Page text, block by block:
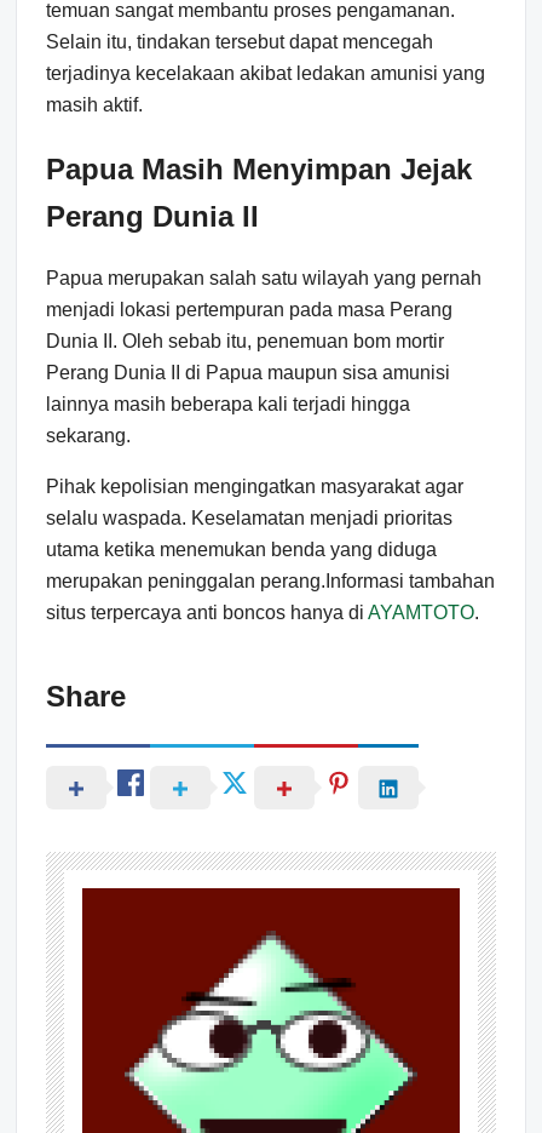
temuan sangat membantu proses pengamanan.
Selain itu, tindakan tersebut dapat mencegah
terjadinya kecelakaan akibat ledakan amunisi yang
masih aktif.
Papua Masih Menyimpan Jejak
Perang Dunia II
Papua merupakan salah satu wilayah yang pernah
menjadi lokasi pertempuran pada masa Perang
Dunia II. Oleh sebab itu, penemuan bom mortir
Perang Dunia II di Papua maupun sisa amunisi
lainnya masih beberapa kali terjadi hingga
sekarang.
Pihak kepolisian mengingatkan masyarakat agar
selalu waspada. Keselamatan menjadi prioritas
utama ketika menemukan benda yang diduga
merupakan peninggalan perang.Informasi tambahan
situs terpercaya anti boncos hanya diAYAMTOTO.
Share